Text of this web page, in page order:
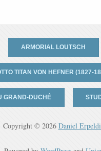
ARMORIAL LOUTSCH
TITAN VON HEFNER (1827-
GRAND-DUCHÉ
Copyright © 2026 Daniel